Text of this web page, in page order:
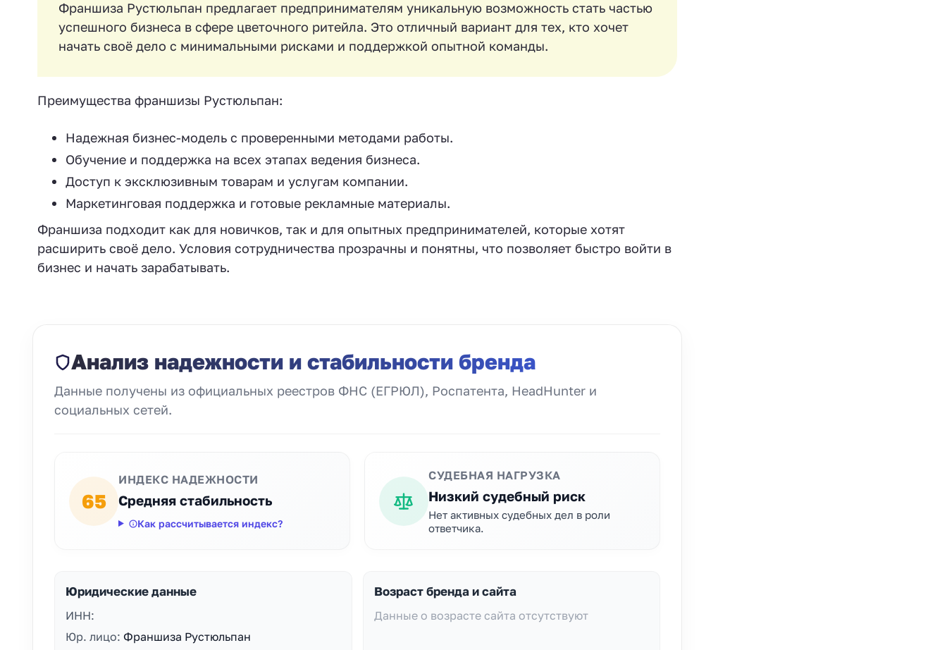
Франшиза Рустюльпан предлагает предпринимателям уникальную возможность стать частью
успешного бизнеса в сфере цветочного ритейла. Это отличный вариант для тех, кто хочет
начать своё дело с минимальными рисками и поддержкой опытной команды.
Преимущества франшизы Рустюльпан:
Надежная бизнес-модель с проверенными методами работы.
Обучение и поддержка на всех этапах ведения бизнеса.
Доступ к эксклюзивным товарам и услугам компании.
Маркетинговая поддержка и готовые рекламные материалы.
Франшиза подходит как для новичков, так и для опытных предпринимателей, которые хотят
расширить своё дело. Условия сотрудничества прозрачны и понятны, что позволяет быстро войти в
бизнес и начать зарабатывать.
Анализ надежности и стабильности бренда
Данные получены из официальных реестров ФНС (ЕГРЮЛ), Роспатента, HeadHunter и
социальных сетей.
65
ИНДЕКС НАДЕЖНОСТИ
Средняя стабильность
Как рассчитывается индекс?
СУДЕБНАЯ НАГРУЗКА
Низкий судебный риск
Нет активных судебных дел в роли
ответчика.
Юридические данные
ИНН:
Юр. лицо: Франшиза Рустюльпан
Возраст бренда и сайта
Данные о возрасте сайта отсутствуют